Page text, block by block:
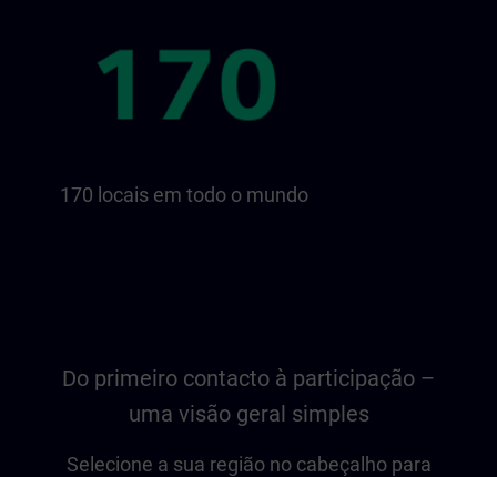
170 locais em todo o mundo
Do primeiro contacto à participação –
uma visão geral simples
Selecione a sua região no cabeçalho para